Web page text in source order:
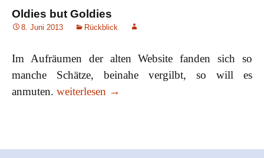
Oldies but Goldies
8. Juni 2013 Rückblick
Im Aufräumen der alten Website fanden sich so
manche Schätze, beinahe vergilbt, so will es
anmuten. Oldies but Goldies
weiterlesen →